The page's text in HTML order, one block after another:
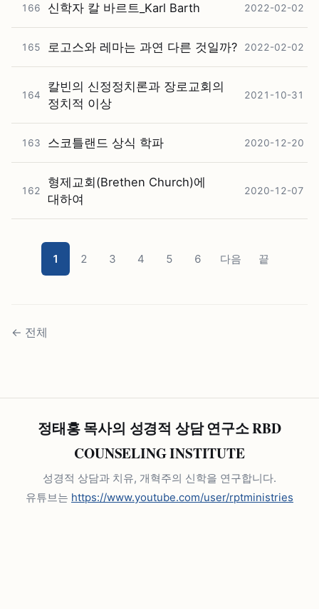
166 신학자 칼 바르트_Karl Barth 2022-02-02
165 로고스와 레마는 과연 다른 것일까? 2022-02-02
164
칼빈의 신정정치론과 장로교회의
정치적 이상
2021-10-31
163 스코틀랜드 상식 학파 2020-12-20
162
형제교회(Brethen Church)에
대하여
2020-12-07
1 2 3 4 5 6 다음 끝
← 전체
정태홍 목사의 성경적 상담 연구소 RBD
COUNSELING INSTITUTE
성경적 상담과 치유, 개혁주의 신학을 연구합니다.
유튜브는 https://www.youtube.com/user/rptministries